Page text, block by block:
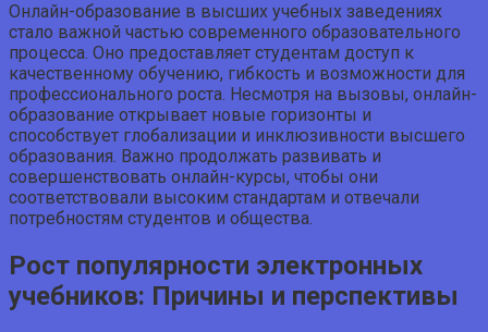
Онлайн-образование в высших учебных заведениях
стало важной частью современного образовательного
процесса. Оно предоставляет студентам доступ к
качественному обучению, гибкость и возможности для
профессионального роста. Несмотря на вызовы, онлайн-
образование открывает новые горизонты и
способствует глобализации и инклюзивности высшего
образования. Важно продолжать развивать и
совершенствовать онлайн-курсы, чтобы они
соответствовали высоким стандартам и отвечали
потребностям студентов и общества.
Рост популярности электронных
учебников: Причины и перспективы